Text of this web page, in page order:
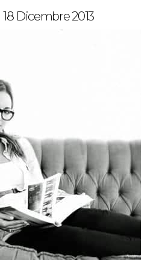
18 Dicembre 2013